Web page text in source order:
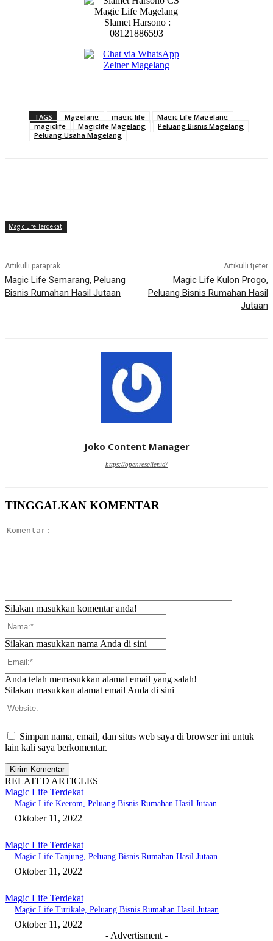
Slamet Harsono :
08121886593
TAGS Magelang magic life
Magic Life Magelang
magiclife
Magiclife Magelang
Peluang Bisnis Magelang
Peluang Usaha Magelang
Magic Life Terdekat
Artikulli paraprak
Magic Life Semarang, Peluang
Bisnis Rumahan Hasil Jutaan
Artikulli tjetër
Magic Life Kulon Progo,
Peluang Bisnis Rumahan Hasil
Jutaan
Joko Content Manager
https://openreseller.id/
TINGGALKAN KOMENTAR
Silakan masukkan komentar anda!
Silakan masukkan nama Anda di sini
Anda telah memasukkan alamat email yang salah!
Silakan masukkan alamat email Anda di sini
Simpan nama, email, dan situs web saya di browser ini untuk
lain kali saya berkomentar.
RELATED ARTICLES
Magic Life Terdekat
Magic Life Keerom, Peluang Bisnis Rumahan Hasil Jutaan
Oktober 11, 2022
Magic Life Terdekat
Magic Life Tanjung, Peluang Bisnis Rumahan Hasil Jutaan
Oktober 11, 2022
Magic Life Terdekat
Magic Life Turikale, Peluang Bisnis Rumahan Hasil Jutaan
Oktober 11, 2022
- Advertisment -